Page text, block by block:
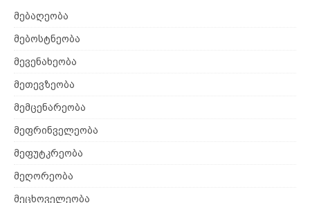
მებაღეობა
მებოსტნეობა
მევენახეობა
მეთევზეობა
მემცენარეობა
მეფრინველეობა
მეფუტკრეობა
მეღორეობა
მეცხოველეობა